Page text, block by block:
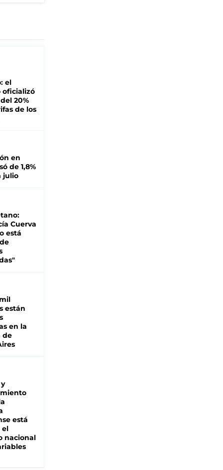
el
oficializó
20%
de los
en
de 1,8%
julio
Cuerva
está
están
en la
de
está
el
nacional